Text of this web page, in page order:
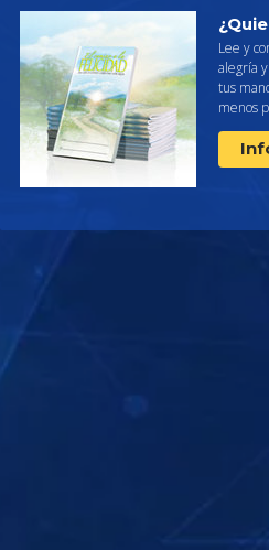
Lee y
alegría
tus
menos